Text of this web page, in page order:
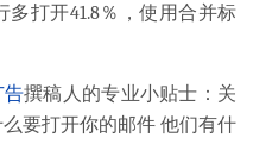
打开41.8％，使用合并标
告撰稿人的专业小贴士：关
要打开你的邮件 他们有什